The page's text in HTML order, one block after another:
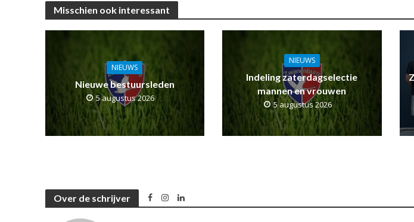
Misschien ook interessant
NIEUWS
Nieuwe bestuursleden
5 augustus 2026
NIEUWS
Indeling zaterdagselectie
mannen en vrouwen
5 augustus 2026
Over de schrijver